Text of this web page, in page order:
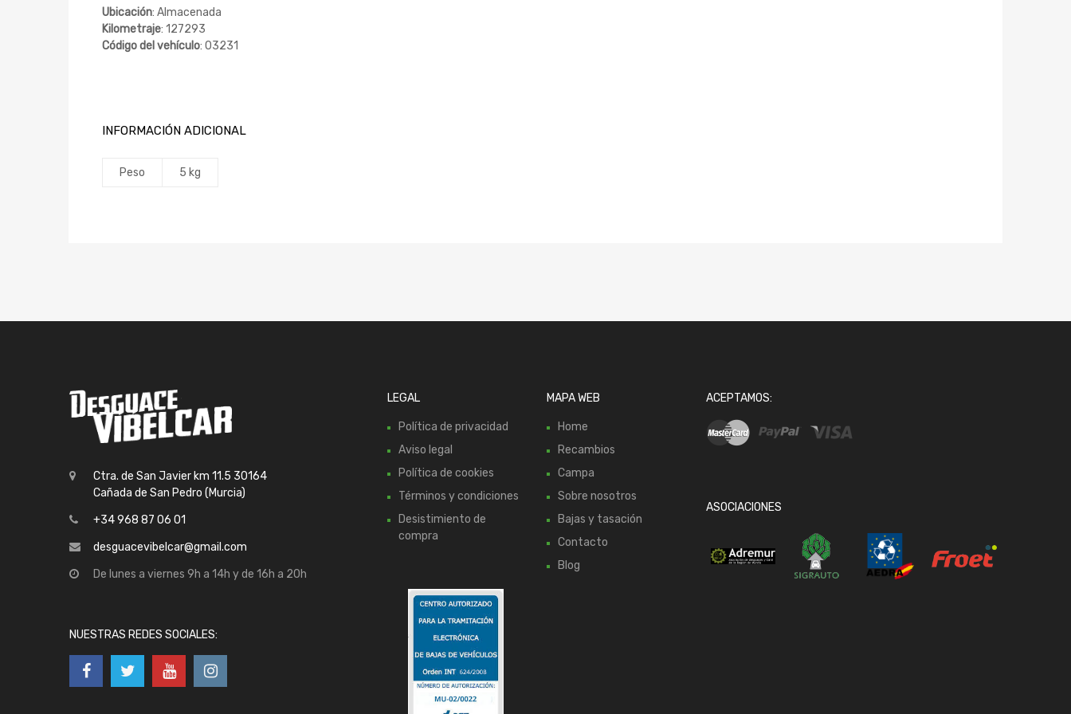
Ubicación: Almacenada
Kilometraje: 127293
Código del vehículo: 03231
INFORMACIÓN ADICIONAL
Peso 5 kg
Ctra. de San Javier km 11.5 30164
Cañada de San Pedro (Murcia)
+34 968 87 06 01
desguacevibelcar@gmail.com
De lunes a viernes 9h a 14h y de 16h a 20h
NUESTRAS REDES SOCIALES:
LEGAL
Política de privacidad
Aviso legal
Política de cookies
Términos y condiciones
Desistimiento de
compra
MAPA WEB
Home
Recambios
Campa
Sobre nosotros
Bajas y tasación
Contacto
Blog
ACEPTAMOS:
ASOCIACIONES